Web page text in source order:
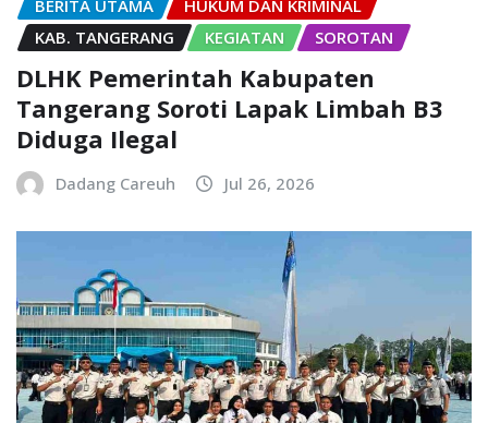
BERITA UTAMA
HUKUM DAN KRIMINAL
KAB. TANGERANG
KEGIATAN SOROTAN
DLHK Pemerintah Kabupaten
Tangerang Soroti Lapak Limbah B3
Diduga Ilegal
Dadang Careuh Jul 26, 2026